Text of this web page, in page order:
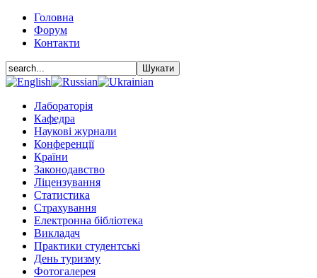
Головна
Форум
Контакти
Лабораторія
Кафедра
Наукові журнали
Конференції
Країни
Законодавство
Ліцензування
Статистика
Страхування
Електронна бібліотека
Викладач
Практики студентські
День туризму
Фотогалерея